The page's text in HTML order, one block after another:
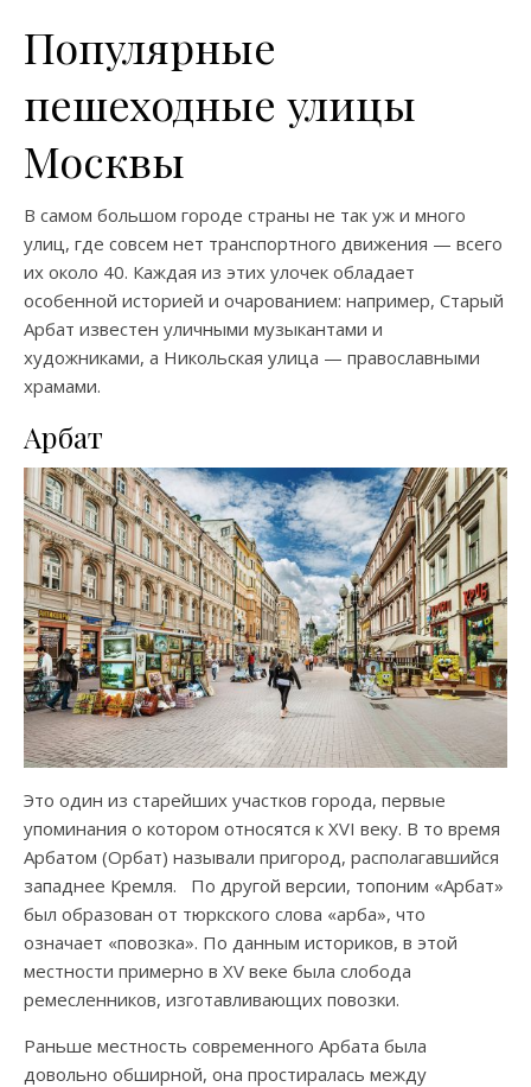
Популярные
пешеходные улицы
Москвы
В самом большом городе страны не так уж и много
улиц, где совсем нет транспортного движения — всего
их около 40. Каждая из этих улочек обладает
особенной историей и очарованием: например, Старый
Арбат известен уличными музыкантами и
художниками, а Никольская улица — православными
храмами.
Арбат
Это один из старейших участков города, первые
упоминания о котором относятся к XVI веку. В то время
Арбатом (Орбат) называли пригород, располагавшийся
западнее Кремля. По другой версии, топоним «Арбат»
был образован от тюркского слова «арба», что
означает «повозка». По данным историков, в этой
местности примерно в XV веке была слобода
ремесленников, изготавливающих повозки.
Раньше местность современного Арбата была
довольно обширной, она простиралась между